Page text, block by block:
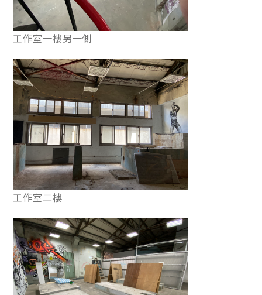
工作室一樓另一側
工作室二樓